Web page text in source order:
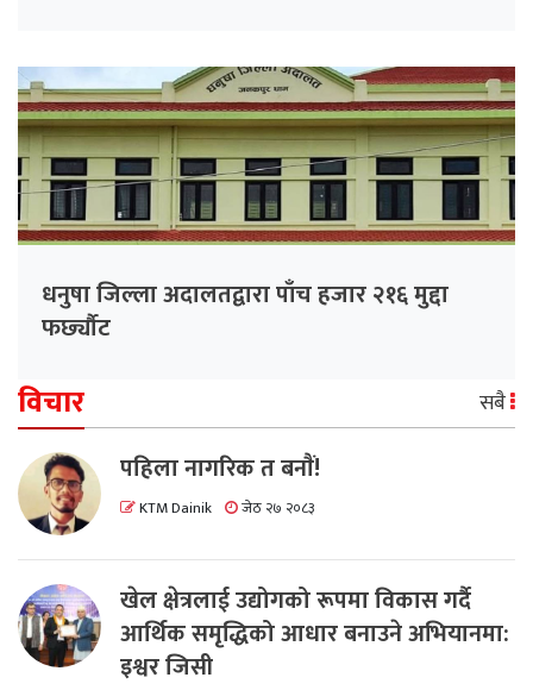
धनुषा जिल्ला अदालतद्वारा पाँच हजार २१६ मुद्दा
फर्छ्यौट
विचार सबै
पहिला नागरिक त बनाैं!
KTM Dainik जेठ २७ २०८३
खेल क्षेत्रलाई उद्योगको रूपमा विकास गर्दै
आर्थिक समृद्धिको आधार बनाउने अभियानमा:
इश्वर जिसी